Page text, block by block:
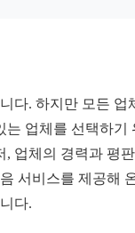
다. 하지만 모든 업
는 업체를 선택하기
, 업체의 경력과 평
서비스를 제공해
다.